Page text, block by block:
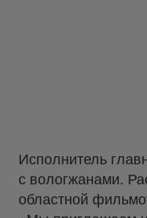
Исполнитель
с вологжанами.
областной